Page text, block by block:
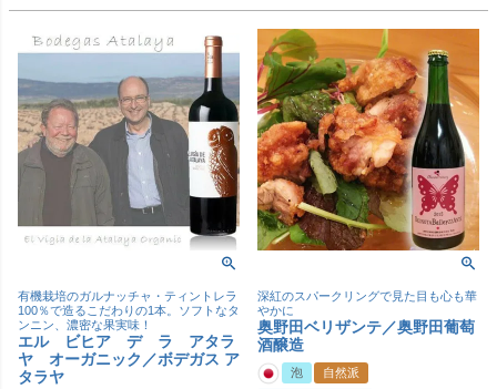
有機栽培のガルナッチャ・ティントレラ
100％で造るこだわりの1本。ソフトなタ
ンニン、濃密な果実味！
エル ビヒア デ ラ アタラ
ヤ オーガニック／ボデガス ア
タラヤ
深紅のスパークリングで見た目も心も華
やかに
奥野田ベリザンテ／奥野田葡萄
酒醸造
泡
自然派